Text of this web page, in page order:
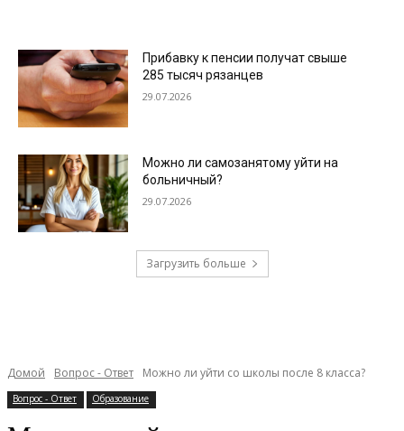
Прибавку к пенсии получат свыше
285 тысяч рязанцев
29.07.2026
Можно ли самозанятому уйти на
больничный?
29.07.2026
Загрузить больше